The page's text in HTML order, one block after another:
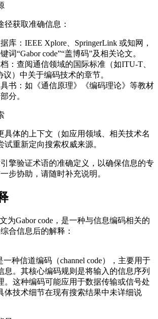
径获取准确信息：
库：IEEE Xplore、SpringerLink 或知网，
词“Gabor code”“盖博码”及相关论文。
：查阅通信领域的国际标准（如ITU-T、
议）中关于编码技术的章节。
书：如《通信原理》《编码理论》等教材
分。
具体的上下文（如应用领域、相关技术名
试重新定向搜索权威来源。
擎验证术语的准确定义，以确保信息的专
步协助，请随时补充说明。
为Gabor code，是一种与信息编码相关的
合信息后的解释：
一种信道编码（channel code），主要用于
息。其核心编码规则是将输入的信息序列
。这种编码可能应用于数据传输或信号处
体技术细节在现有搜索结果中未详细说